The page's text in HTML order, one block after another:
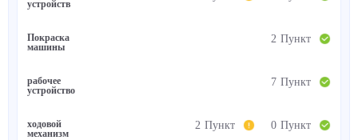
устройств
Покраска
машины
2 Пункт
рабочее
устройство
7 Пункт
ходовой
механизм
0 Пункт
2 Пункт